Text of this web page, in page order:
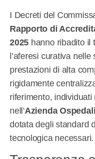
I Decreti del
Rapporto di
2025 hanno ribadito il
l’aferesi curativa
prestazioni di alta
rigidamente
riferimento,
nell’Azienda
dotata degli standard
tecnologica necessari.